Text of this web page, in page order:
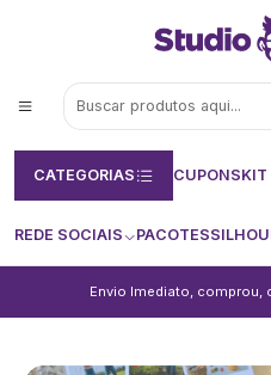
CATEGORIAS CUPONSKIT
REDE SOCIAIS PACOTES
Envio Imediato, comprou,